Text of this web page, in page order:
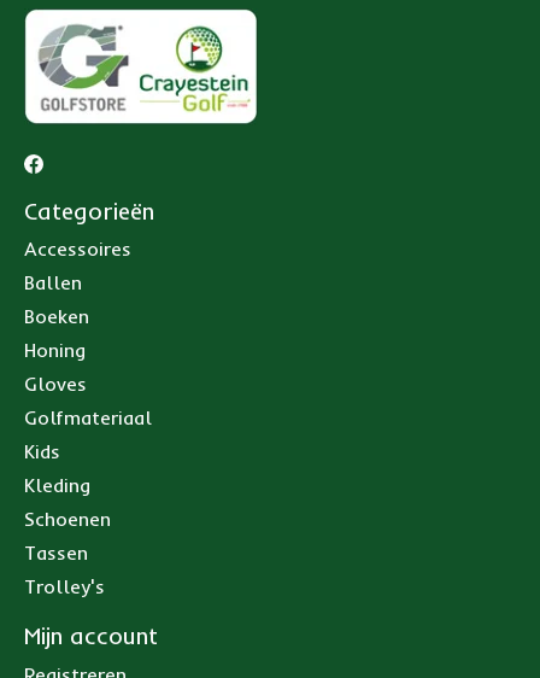
Categorieën
Accessoires
Ballen
Boeken
Honing
Gloves
Golfmateriaal
Kids
Kleding
Schoenen
Tassen
Trolley's
Mijn account